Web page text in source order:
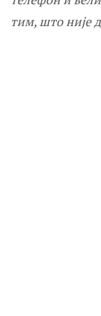
тим, што није